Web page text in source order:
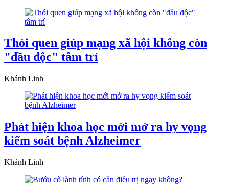
Thói quen giúp mạng xã hội không còn
"đầu độc" tâm trí
Khánh Linh
Phát hiện khoa học mới mở ra hy vọng
kiểm soát bệnh Alzheimer
Khánh Linh